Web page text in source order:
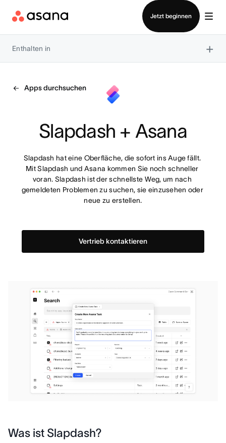
Jetzt beginnen
Vertrieb kontaktieren
Enthalten in ×
Apps durchsuchen
Slapdash + Asana
Slapdash hat eine Oberfläche, die sofort ins Auge fällt.
Mit Slapdash und Asana kommen Sie noch schneller
voran. Slapdash ist der schnellste Weg, um nach
gemeldeten Problemen zu suchen, sie einzusehen oder
neue zu erstellen.
Vertrieb kontaktieren
Was ist Slapdash?